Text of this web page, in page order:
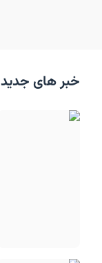
خبر های جدید